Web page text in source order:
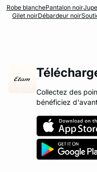
Robe blanchePantalon noir
Gilet noirDébardeur noir
Collectez des
bénéficiez